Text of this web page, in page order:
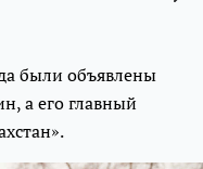
были объявлены
а его главный